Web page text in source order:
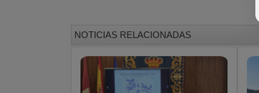
NOTICIAS RELACIONADAS